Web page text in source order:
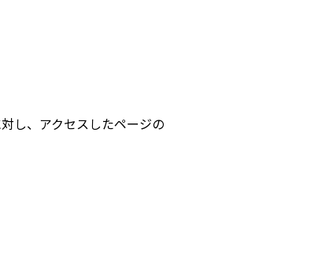
し、アクセスしたページの